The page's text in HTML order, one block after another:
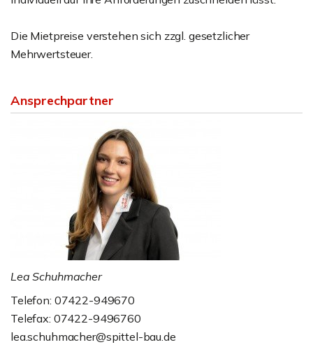
Die Mietpreise verstehen sich zzgl. gesetzlicher
Mehrwertsteuer.
Ansprechpartner
Lea Schuhmacher
Telefon: 07422-949670
Telefax: 07422-9496760
lea.schuhmacher@spittel-bau.de